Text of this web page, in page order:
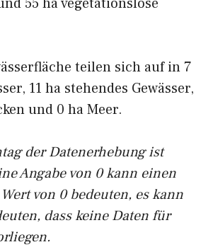
teilen sich auf in 7
11 ha stehendes Gewässer,
und 0 ha Meer.
der Datenerhebung ist
Angabe von 0 kann einen
von 0 bedeuten, es kann
dass keine Daten für